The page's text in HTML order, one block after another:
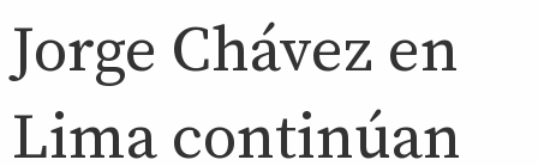
Jorge Chávez en
Lima continúan